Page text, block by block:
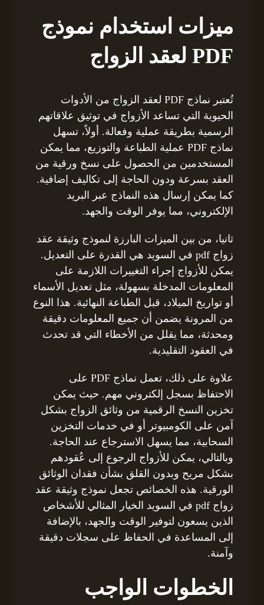
ميزات استخدام نموذج
PDF لعقد الزواج
تُعتبر نماذج PDF لعقد الزواج من الأدوات
الحيوية التي تساعد الأزواج في توثيق علاقاتهم
الرسمية بطريقة عملية وفعالة. أولاً، تسهل
نماذج PDF عملية الطباعة والتوزيع، مما يمكن
المستخدمين من الحصول على نسخ ورقية من
العقد بسرعة ودون الحاجة إلى تكاليف إضافية.
كما يمكن إرسال هذه النماذج عبر البريد
الإلكتروني، مما يوفر الوقت والجهد.
ثانيا، من بين الميزات البارزة لنموذج وثيقة عقد
زواج pdf في السويد هي القدرة على التعديل.
يمكن للأزواج إجراء التغييرات اللازمة على
المعلومات المدخلة بسهولة، مثل تعديل الأسماء
أو تواريخ الميلاد، قبل الطباعة النهائية. هذا النوع
من المرونة يضمن أن جميع المعلومات دقيقة
ومحدثة، مما يقلل من الأخطاء التي قد تحدث
في العقود التقليدية.
علاوة على ذلك، تعمل نماذج PDF على
الاحتفاظ بسجل إلكتروني مهم. حيث يمكن
تخزين النسخ الرقمية من وثائق الزواج بشكل
آمن على الكومبيوتر أو في خدمات التخزين
السحابية، مما يسهل الاسترجاع عند الحاجة.
وبالتالي، يمكن للأزواج الرجوع إلى عُقودهم
بشكل مريح وبدون القلق بشأن فقدان الوثائق
الورقية. هذه الخصائص تجعل نموذج وثيقة عقد
زواج pdf في السويد الخيار المثالي للأشخاص
الذين يسعون لتوفير الوقت والجهد، بالإضافة
إلى المساعدة في الحفاظ على سجلات دقيقة
وآمنة.
الخطوات الواجب